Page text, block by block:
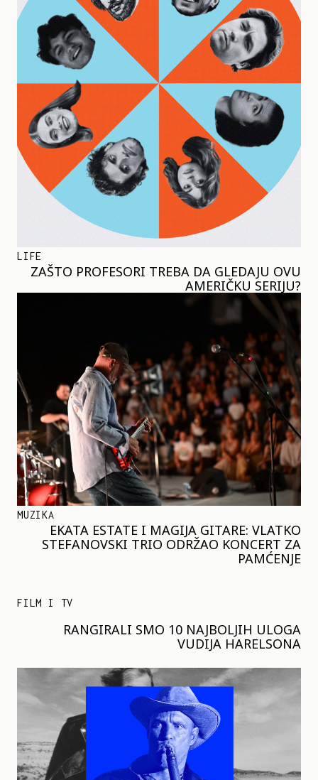
LIFE
ZAŠTO PROFESORI TREBA DA GLEDAJU OVU
AMERIČKU SERIJU?
MUZIKA
EKATA ESTATE I MAGIJA GITARE: VLATKO
STEFANOVSKI TRIO ODRŽAO KONCERT ZA
PAMĆENJE
FILM I TV
RANGIRALI SMO 10 NAJBOLJIH ULOGA
VUDIJA HARELSONA